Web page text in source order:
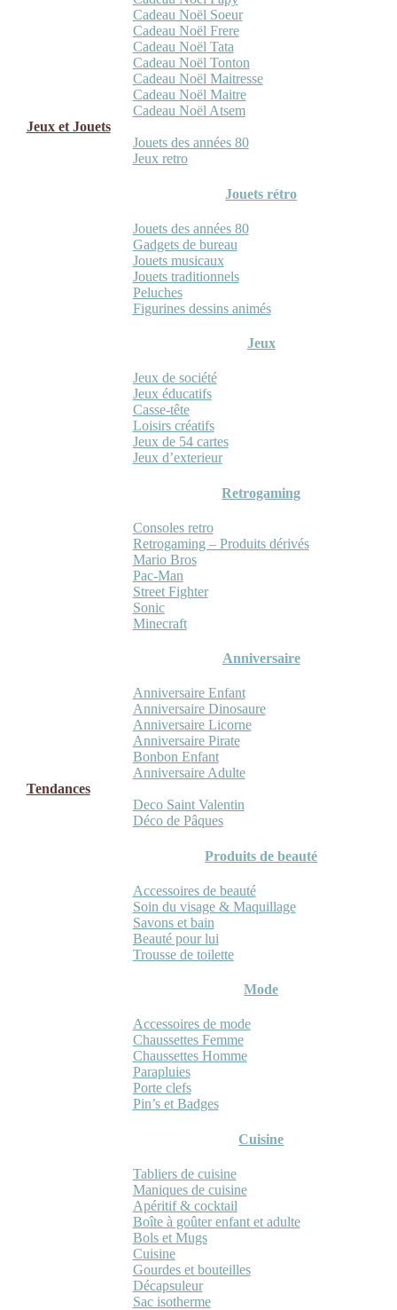
Cadeau Noël Soeur
Cadeau Noël Frere
Cadeau Noël Tata
Cadeau Noël Tonton
Cadeau Noël Maitresse
Cadeau Noël Maitre
Cadeau Noël Atsem
Jeux et Jouets
Jouets des années 80
Jeux retro
Jouets rétro
Jouets des années 80
Gadgets de bureau
Jouets musicaux
Jouets traditionnels
Peluches
Figurines dessins animés
Jeux
Jeux de société
Jeux éducatifs
Casse-tête
Loisirs créatifs
Jeux de 54 cartes
Jeux d’exterieur
Retrogaming
Consoles retro
Retrogaming – Produits dérivés
Mario Bros
Pac-Man
Street Fighter
Sonic
Minecraft
Anniversaire
Anniversaire Enfant
Anniversaire Dinosaure
Anniversaire Licorne
Anniversaire Pirate
Bonbon Enfant
Anniversaire Adulte
Tendances
Deco Saint Valentin
Déco de Pâques
Produits de beauté
Accessoires de beauté
Soin du visage & Maquillage
Savons et bain
Beauté pour lui
Trousse de toilette
Mode
Accessoires de mode
Chaussettes Femme
Chaussettes Homme
Parapluies
Porte clefs
Pin’s et Badges
Cuisine
Tabliers de cuisine
Maniques de cuisine
Apéritif & cocktail
Boîte à goûter enfant et adulte
Bols et Mugs
Cuisine
Gourdes et bouteilles
Décapsuleur
Sac isotherme